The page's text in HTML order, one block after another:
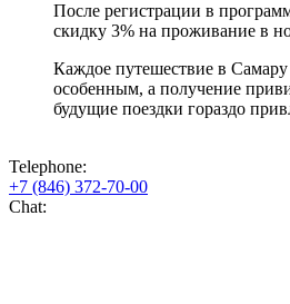
После регистрации в
скидку 3% на проживание в
Каждое путешествие в Самару
особенным, а получение
будущие поездки гораздо
Telephone:
+7 (846) 372-70-00
Chat: